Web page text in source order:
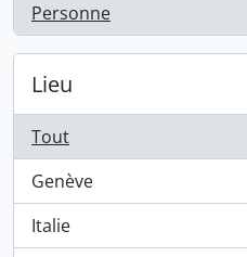
Personne
, 3 résultats
Lieu
Tout
Genève
, 2 résultats
Italie
, 1 résultats